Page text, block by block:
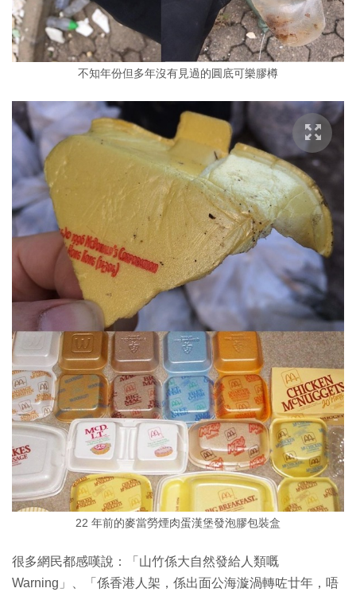
不知年份但多年沒有見過的圓底可樂膠樽
22 年前的麥當勞煙肉蛋漢堡發泡膠包裝盒
很多網民都感嘆說：「山竹係大自然發給人類嘅
Warning」、「係香港人架，係出面公海漩渦轉咗廿年，唔